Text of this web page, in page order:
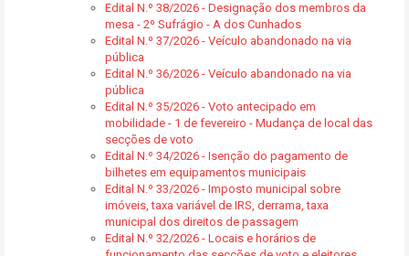
Edital N.º 38/2026 - Designação dos membros da
mesa - 2º Sufrágio - A dos Cunhados
Edital N.º 37/2026 - Veículo abandonado na via
pública
Edital N.º 36/2026 - Veículo abandonado na via
pública
Edital N.º 35/2026 - Voto antecipado em
mobilidade - 1 de fevereiro - Mudança de local das
secções de voto
Edital N.º 34/2026 - Isenção do pagamento de
bilhetes em equipamentos municipais
Edital N.º 33/2026 - Imposto municipal sobre
imóveis, taxa variável de IRS, derrama, taxa
municipal dos direitos de passagem
Edital N.º 32/2026 - Locais e horários de